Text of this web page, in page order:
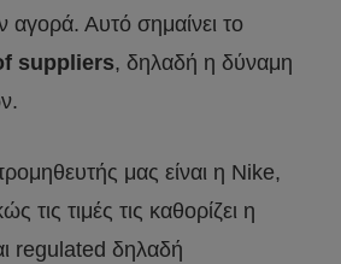
Αυτό σημαίνει το
suppliers, δηλαδή η δύναμη
μας είναι η Nike,
τις τιμές τις καθορίζει η
regulated δηλαδή